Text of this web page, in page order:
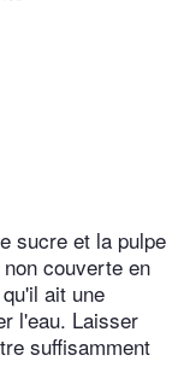
sucre et la pulpe
couverte en
ait une
l'eau. Laisser
suffisamment